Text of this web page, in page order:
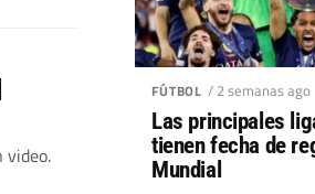
video.
FÚTBOL / 2 semanas ago
Las principales
tienen fecha de
Mundial